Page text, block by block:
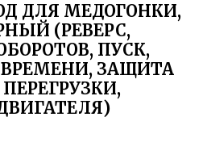
ДЛЯ МЕДОГОНКИ,
(РЕВЕРС,
ПУСК,
ЗАЩИТА